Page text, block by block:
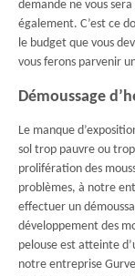
demande ne vous
également. C’est ce
le budget que vous
vous ferons parvenir
Démoussage
Le manque
sol trop pauvre ou
prolifération des
problèmes, à notre
effectuer un
développement des
pelouse est atteinte
notre entreprise